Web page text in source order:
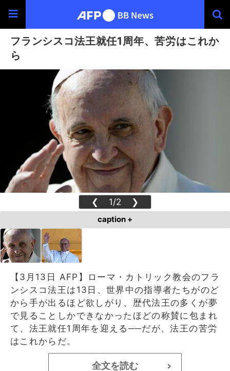
フランシスコ法王就任1周年、苦労はこれか
ら
❮ 1/2 ❯
caption +
【3月13日 AFP】ローマ・カトリック教会のフラ
ンシスコ法王は13日、世界中の指導者たちがのど
から手が出るほど欲しがり、歴代法王の多くが夢
で見ることしかできなかったほどの称賛に包まれ
て、法王就任1周年を迎える──だが、法王の苦労
はこれからだ。
全文を読む >